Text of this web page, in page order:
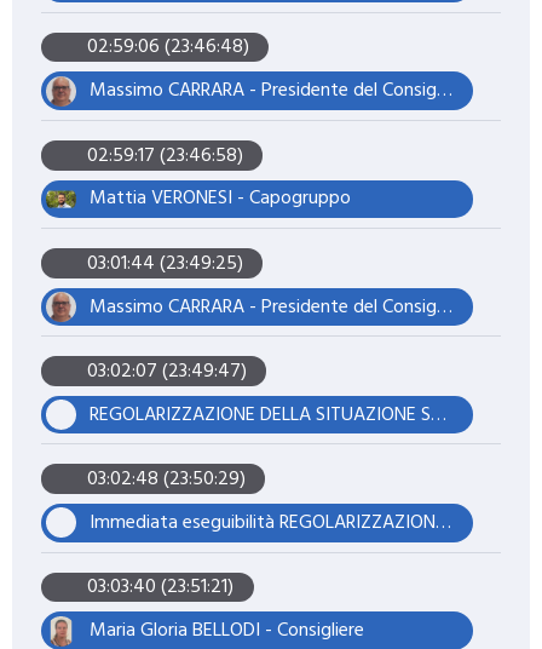
02:59:06 (23:46:48)
Massimo CARRARA - Presidente del Consiglio
02:59:17 (23:46:58)
Mattia VERONESI - Capogruppo
03:01:44 (23:49:25)
Massimo CARRARA - Presidente del Consiglio
03:02:07 (23:49:47)
REGOLARIZZAZIONE DELLA SITUAZIONE STRADALE CON RIMOZIONE DELL'USO PUBBLICO IN UN TRATTO DI STRADA VICINALE DENOMINATA "VIA COAZZE" A MASSA FINALESE.
03:02:48 (23:50:29)
Immediata eseguibilità REGOLARIZZAZIONE DELLA SITUAZIONE STRADALE CON RIMOZIONE DELL'USO PUBBLICO IN UN TRATTO DI STRADA VICINALE DENOMINATA "VIA COAZZE" A MASSA FINALESE.
03:03:40 (23:51:21)
Maria Gloria BELLODI - Consigliere